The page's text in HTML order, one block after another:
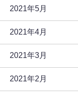
2021年5月
2021年4月
2021年3月
2021年2月